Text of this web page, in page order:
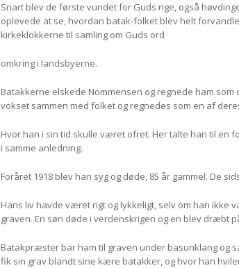
Snart blev de første vundet for Guds rige, også
oplevede at se, hvordan batak-folket blev helt
kirkeklokkerne til samling om Guds ord
omkring i landsbyerne.
Batakkerne elskede Nommensen og regnede ham
vokset sammen med folket og regnedes som en af
Hvor han i sin tid skulle været ofret. Her talte han til en
i samme anledning.
Foråret 1918 blev han syg og døde, 85 år gammel. De
Hans liv havde været rigt og lykkeligt, selv om han ikke
graven. En søn døde i verdenskrigen og en blev dræbt
Batakpræster bar ham til graven under basunklang og
fik sin grav blandt sine kære batakker, og hvor han